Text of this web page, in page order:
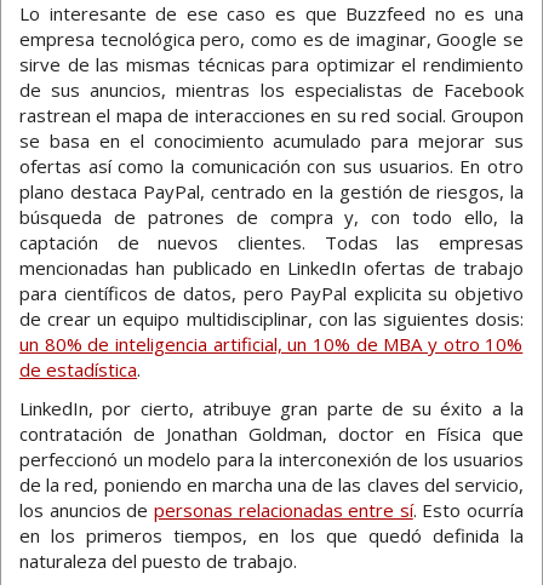
Lo interesante de ese caso es que Buzzfeed no es una
empresa tecnológica pero, como es de imaginar, Google se
sirve de las mismas técnicas para optimizar el rendimiento
de sus anuncios, mientras los especialistas de Facebook
rastrean el mapa de interacciones en su red social. Groupon
se basa en el conocimiento acumulado para mejorar sus
ofertas así como la comunicación con sus usuarios. En otro
plano destaca PayPal, centrado en la gestión de riesgos, la
búsqueda de patrones de compra y, con todo ello, la
captación de nuevos clientes. Todas las empresas
mencionadas han publicado en LinkedIn ofertas de trabajo
para científicos de datos, pero PayPal explicita su objetivo
de crear un equipo multidisciplinar, con las siguientes dosis:
un 80% de inteligencia artificial, un 10% de MBA y otro 10%
de estadística.
LinkedIn, por cierto, atribuye gran parte de su éxito a la
contratación de Jonathan Goldman, doctor en Física que
perfeccionó un modelo para la interconexión de los usuarios
de la red, poniendo en marcha una de las claves del servicio,
los anuncios de personas relacionadas entre sí. Esto ocurría
en los primeros tiempos, en los que quedó definida la
naturaleza del puesto de trabajo.